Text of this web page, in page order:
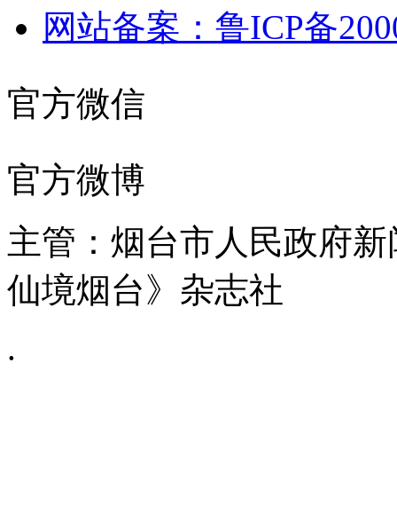
网站备案：鲁ICP备
官方微信
官方微博
主管：烟台市人民政府
仙境烟台》杂志社
.